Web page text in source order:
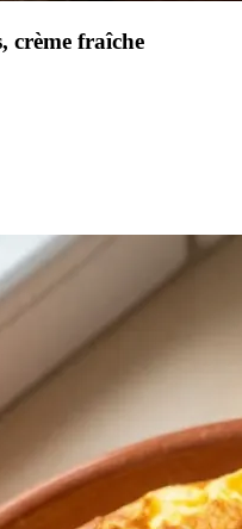
crème fraîche